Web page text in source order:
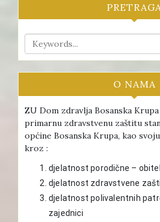
PRETRAGA
O NAMA
ZU Dom zdravlja Bosanska
primarnu zdravstvenu zaštitu
općine Bosanska Krupa, kao
kroz :
djelatnost porodične –
djelatnost zdravstvene
djelatnost polivalentnih
zajednici